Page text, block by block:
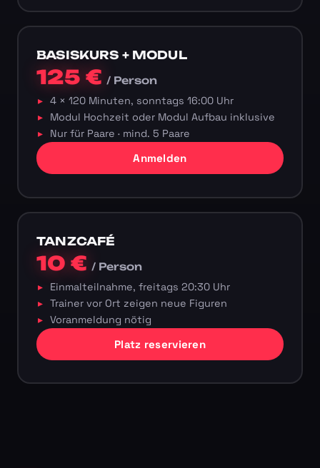
BASISKURS + MODUL
125 €/ Person
4 × 120 Minuten, sonntags 16:00 Uhr
Modul Hochzeit oder Modul Aufbau inklusive
Nur für Paare · mind. 5 Paare
Anmelden
TANZCAFÉ
10 €/ Person
Einmalteilnahme, freitags 20:30 Uhr
Trainer vor Ort zeigen neue Figuren
Voranmeldung nötig
Platz reservieren